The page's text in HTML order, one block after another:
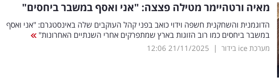
מאיה ורטהיימר מטילה פצצה: "אני ואסף במשבר ביחסים"
הדוגמנית והשחקנית חשפה וידוי כואב בפני קהל העוקבים שלה באינסטגרם: "אני ואסף
במשבר ביחסים כמו רוב הזוגות בארץ שמתפרקים אחרי השנתיים האחרונות"
מערכת ice בידור |
21/11/2025
12:06